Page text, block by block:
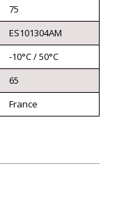
75
ES101304AM
-10°C / 50°C
65
France